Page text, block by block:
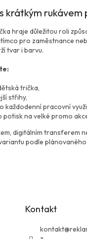
krátkým rukávem
hraje důležitou roli
pro zaměstnance
tvar i barvu.
trička,
střihy,
každodenní pracovní
na velké promo
digitálním transferem
podle
Kontakt
kontakt@